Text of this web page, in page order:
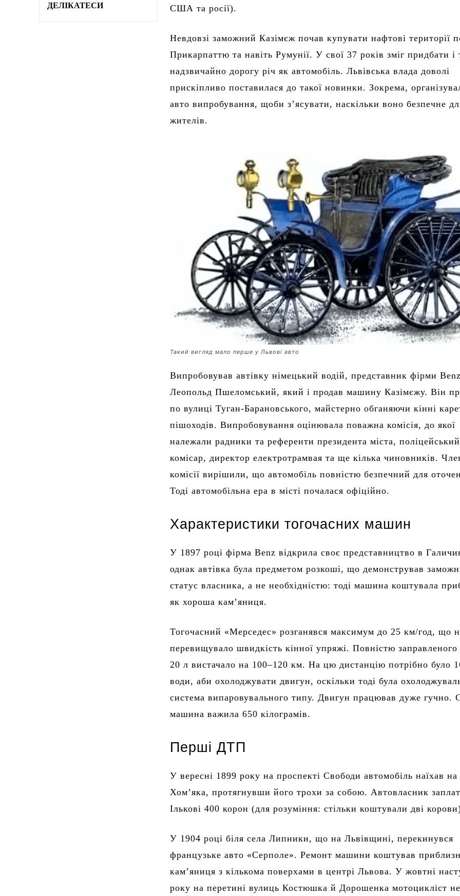
ДЕЛІКАТЕСИ
США та росії).
Невдовзі заможний Казімєж почав купувати нафтові території
Прикарпаттю та навіть Румунії. У свої 37 років зміг придбати і
надзвичайно дорогу річ як автомобіль. Львівська влада доволі
прискіпливо поставилася до такої новинки. Зокрема,
авто випробування, щоби з’ясувати, наскільки воно безпечне
жителів.
Такий вигляд мало перше у Львові авто
Випробовував автівку німецький водій, представник фірми Веnz
Леопольд Пшеломський, який і продав машину Казімєжу. Він
по вулиці Туган-Барановського, майстерно обганяючи кінні
пішоходів. Випробовування оцінювала поважна комісія, до якої
належали радники та референти президента міста, поліцейський
комісар, директор електротрамвая та ще кілька чиновників.
комісії вирішили, що автомобіль повністю безпечний для
Тоді автомобільна ера в місті почалася офіційно.
Характеристики тогочасних машин
У 1897 році фірма Benz відкрила своє представництво в
однак автівка була предметом розкоші, що демонстрував
статус власника, а не необхідністю: тоді машина коштувала
як хороша кам’яниця.
Тогочасний «Мерседес» розганявся максимум до 25 км/год, що
перевищувало швидкість кінної упряжі. Повністю заправленого
20 л вистачало на 100–120 км. На цю дистанцію потрібно було
води, аби охолоджувати двигун, оскільки тоді була
система випаровувального типу. Двигун працював дуже гучно.
машина важила 650 кілограмів.
Перші ДТП
У вересні 1899 року на проспекті Свободи автомобіль наїхав на
Хом’яка, протягнувши його трохи за собою. Автовласник
Ількові 400 корон (для розуміння: стільки коштували дві
У 1904 році біля села Липники, що на Львівщині, перекинувся
французьке авто «Серполе». Ремонт машини коштував
кам’яниця з кількома поверхами в центрі Львова. У жовтні
року на перетині вулиць Костюшка й Дорошенка мотоцикліст не